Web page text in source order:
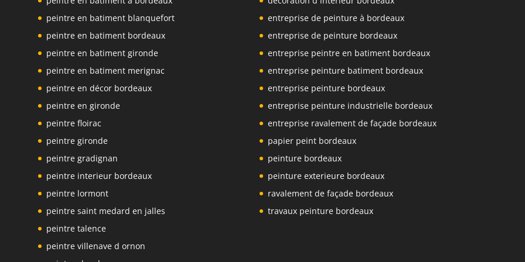
peintre en batiment blanquefort
peintre en batiment bordeaux
peintre en batiment gironde
peintre en batiment merignac
peintre en décor bordeaux
peintre en gironde
peintre floirac
peintre gironde
peintre gradignan
peintre interieur bordeaux
peintre lormont
peintre saint medard en jalles
peintre talence
peintre villenave d ornon
entreprise de peinture à bordeaux
entreprise de peinture bordeaux
entreprise peintre en batiment bordeaux
entreprise peinture batiment bordeaux
entreprise peinture bordeaux
entreprise peinture industrielle bordeaux
entreprise ravalement de façade bordeaux
papier peint bordeaux
peinture bordeaux
peinture exterieure bordeaux
ravalement de façade bordeaux
travaux peinture bordeaux